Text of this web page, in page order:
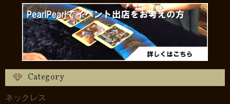
Category
ネックレス